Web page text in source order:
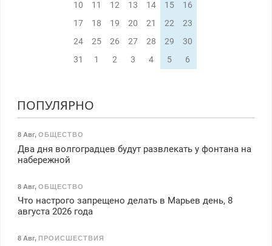
10 11 12 13 14 15
16
17
18 19 20 21 22
23
24
25 26 27 28 29
30
31
1 2 3 4 5 6
ПОПУЛЯРНО
8 Авг, ОБЩЕСТВО
Два дня волгоградцев будут развлекать у фонтана на
набережной
8 Авг, ОБЩЕСТВО
Что настрого запрещено делать в Марьев день, 8
августа 2026 года
8 Авг, ПРОИСШЕСТВИЯ